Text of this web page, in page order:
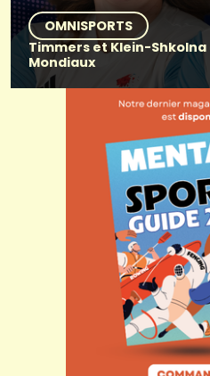
OMNISPORTS
Timmers et Klein-Shkolna
Mondiaux